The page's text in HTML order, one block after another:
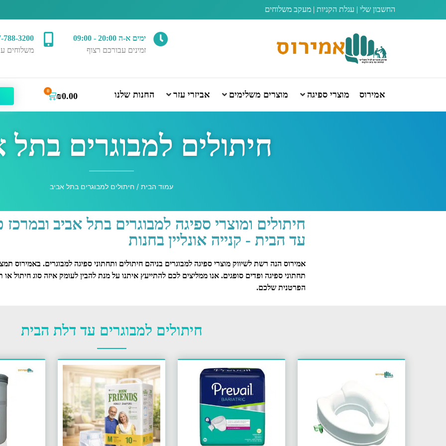
החשבון שלי | עגלת הקניות | מעקב משלוחים
ימים א-ה 20:00 - 09:00
זמינים עבורכם רצוף
788-3200
משלוחים
אמירוס מוצרי ספיגה מוצרים משלימים אביזרי עזר החנות שלנו ₪0.00
0
חיתולים למבוגרים בתל
עמוד הבית / חיתולים למבוגרים בתל אביב
חיתולים ומוצרי ספיגה למבוגרים בתל אביב
עד הבית - קנייה אונליין בחנות
אמירוס הנה רשת לשיווק מוצרי ספיגה למבוגרים בניהם חיתולים ותחתוני ספיגה למבוגרים. באמירוס
תחתוני ספיגה ופדים סופגים. אנו ממליצים לכם להתייעץ איתנו על מנת להבין לעומק איזה סוג חיתול
הפרטנית שלכם.
חיתולים למבוגרים עד דלת הבית